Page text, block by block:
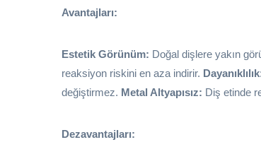
Avantajları:
Estetik Görünüm: Doğal dişlere yakın
reaksiyon riskini en aza indirir.
değiştirmez. Metal Altyapısız: Diş etinde
Dezavantajları: